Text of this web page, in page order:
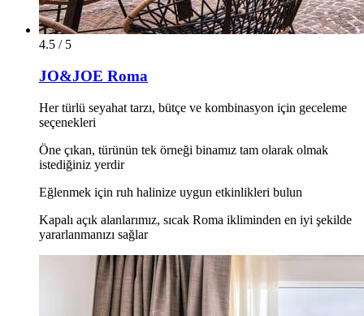
4.5 / 5
JO&JOE Roma
Her türlü seyahat tarzı, bütçe ve kombinasyon için geceleme
seçenekleri
Öne çıkan, türünün tek örneği binamız tam olarak olmak
istediğiniz yerdir
Eğlenmek için ruh halinize uygun etkinlikleri bulun
Kapalı açık alanlarımız, sıcak Roma ikliminden en iyi şekilde
yararlanmanızı sağlar